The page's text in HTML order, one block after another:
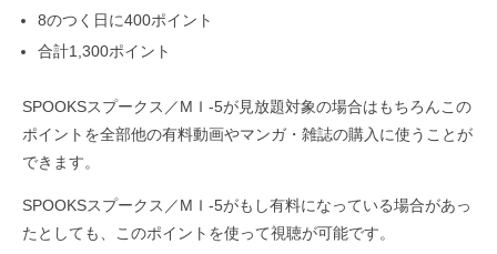
8のつく日に400ポイント
合計1,300ポイント
SPOOKSスプークス／MＩ-5が見放題対象の場合はもちろんこの
ポイントを全部他の有料動画やマンガ・雑誌の購入に使うことが
できます。
SPOOKSスプークス／MＩ-5がもし有料になっている場合があっ
たとしても、このポイントを使って視聴が可能です。